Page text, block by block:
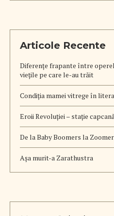
Articole Recente
Diferențe frapante între
viețile pe care le-au trăit
Condiția mamei vitrege în
Eroii Revoluției – stație
De la Baby Boomers la
Aşa murit-a Zarathustra